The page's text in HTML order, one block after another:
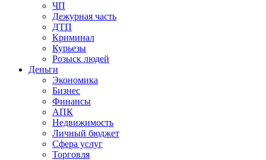
ЧП
Дежурная часть
ДТП
Криминал
Курьезы
Розыск людей
Деньги
Экономика
Бизнес
Финансы
АПК
Недвижимость
Личный бюджет
Сфера услуг
Торговля